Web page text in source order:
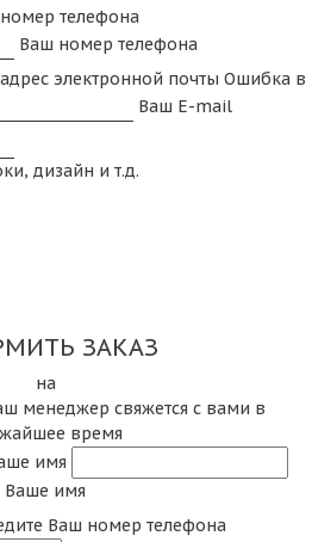
телефона
Ваш номер телефона
электронной почты Ошибка в
Ваш E-mail
дизайн и т.д.
ЗАКАЗ
на
менеджер свяжется с вами в
время
имя
Ваше имя
Ваш номер телефона